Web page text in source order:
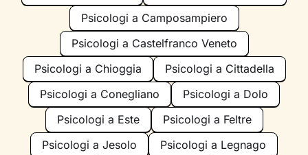
Psicologi a Camposampiero
Psicologi a Castelfranco Veneto
Psicologi a Chioggia
Psicologi a Cittadella
Psicologi a Conegliano
Psicologi a Dolo
Psicologi a Este
Psicologi a Feltre
Psicologi a Jesolo
Psicologi a Legnago